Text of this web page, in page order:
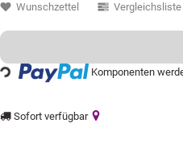
Komponenten
Sofort verfügbar
Wunschzettel Vergleichsliste